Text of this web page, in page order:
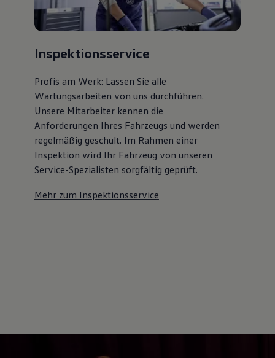
Inspektionsservice
Profis am Werk: Lassen Sie alle
Wartungsarbeiten von uns durchführen.
Unsere Mitarbeiter kennen die
Anforderungen Ihres Fahrzeugs und werden
regelmäßig geschult. Im Rahmen einer
Inspektion wird Ihr Fahrzeug von unseren
Service-Spezialisten sorgfältig geprüft.
Mehr zum Inspektionsservice